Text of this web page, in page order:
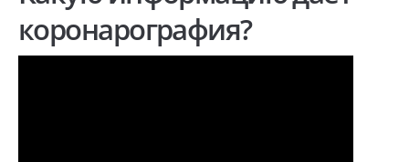
коронарография?